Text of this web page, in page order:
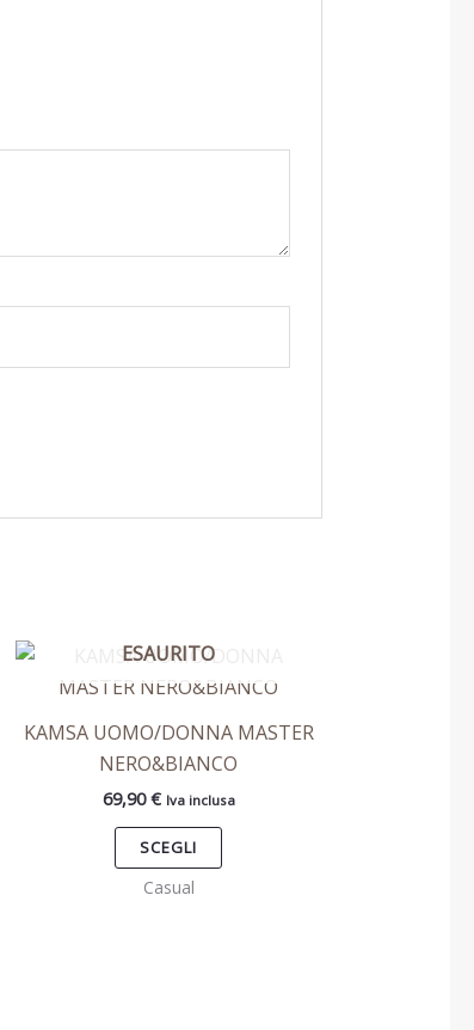
ESAURITO
KAMSA UOMO/DONNA MASTER
NERO&BIANCO
69,90€ Iva inclusa
SCEGLI
prodotto
più
varianti.
Le
possono
Casual